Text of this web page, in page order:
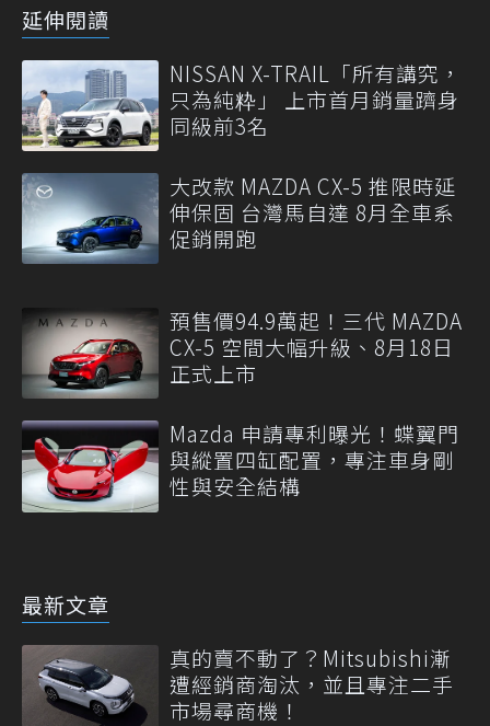
延伸閱讀
NISSAN X-TRAIL「所有講究，
只為純粋」 上市首月銷量躋身
同級前3名
大改款 MAZDA CX-5 推限時延
伸保固 台灣馬自達 8月全車系
促銷開跑
預售價94.9萬起！三代 MAZDA
CX-5 空間大幅升級、8月18日
正式上市
Mazda 申請專利曝光！蝶翼門
與縱置四缸配置，專注車身剛
性與安全結構
最新文章
真的賣不動了？Mitsubishi漸
遭經銷商淘汰，並且專注二手
市場尋商機！